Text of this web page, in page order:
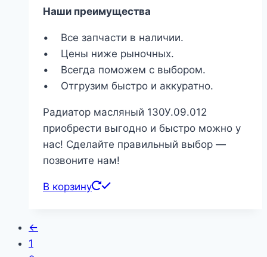
Наши преимущества
• Все запчасти в наличии.
• Цены ниже рыночных.
• Всегда поможем с выбором.
• Отгрузим быстро и аккуратно.
Радиатор масляный 130У.09.012
приобрести выгодно и быстро можно у
нас! Сделайте правильный выбор —
позвоните нам!
В корзину
←
1